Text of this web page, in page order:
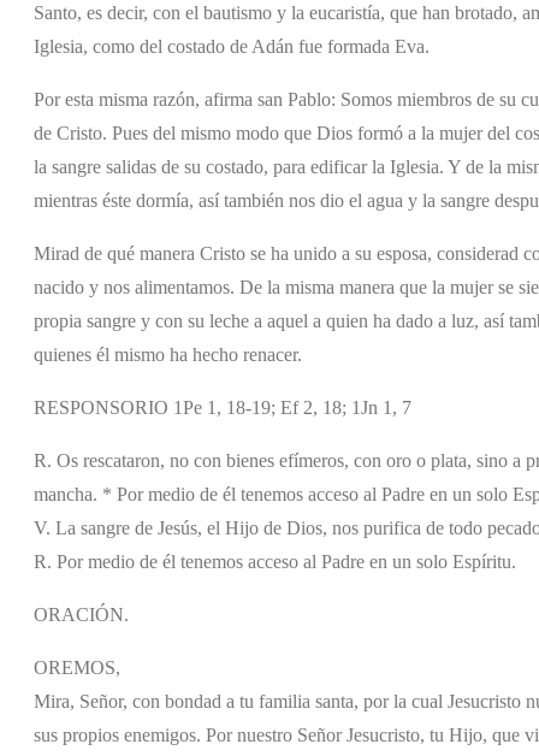
Santo, es decir, con el bautismo y la eucaristía, que han brotado,
Iglesia, como del costado de Adán fue formada Eva.
Por esta misma razón, afirma san Pablo: Somos miembros de su
de Cristo. Pues del mismo modo que Dios formó a la mujer del
la sangre salidas de su costado, para edificar la Iglesia. Y de la
mientras éste dormía, así también nos dio el agua y la sangre
Mirad de qué manera Cristo se ha unido a su esposa, considerad
nacido y nos alimentamos. De la misma manera que la mujer se
propia sangre y con su leche a aquel a quien ha dado a luz, así
quienes él mismo ha hecho renacer.
RESPONSORIO 1Pe 1, 18-19; Ef 2, 18; 1Jn 1, 7
R. Os rescataron, no con bienes efímeros, con oro o plata, sino a
mancha. * Por medio de él tenemos acceso al Padre en un solo
V. La sangre de Jesús, el Hijo de Dios, nos purifica de todo
R. Por medio de él tenemos acceso al Padre en un solo Espíritu.
ORACIÓN.
OREMOS,
Mira, Señor, con bondad a tu familia santa, por la cual Jesucristo
sus propios enemigos. Por nuestro Señor Jesucristo, tu Hijo,